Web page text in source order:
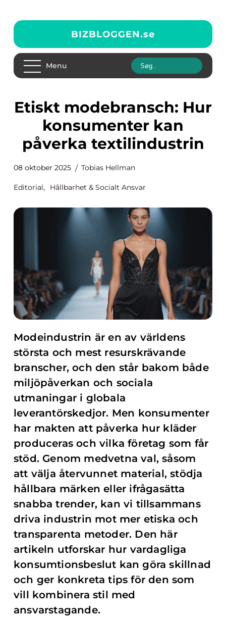
BIZBLOGGEN.se
Menu
Etiskt modebransch: Hur
konsumenter kan
påverka textilindustrin
08 oktober 2025 Tobias Hellman
Editorial, Hållbarhet & Socialt Ansvar
Modeindustrin är en av världens
största och mest resurskrävande
branscher, och den står bakom både
miljöpåverkan och sociala
utmaningar i globala
leverantörskedjor. Men konsumenter
har makten att påverka hur kläder
produceras och vilka företag som får
stöd. Genom medvetna val, såsom
att välja återvunnet material, stödja
hållbara märken eller ifrågasätta
snabba trender, kan vi tillsammans
driva industrin mot mer etiska och
transparenta metoder. Den här
artikeln utforskar hur vardagliga
konsumtionsbeslut kan göra skillnad
och ger konkreta tips för den som
vill kombinera stil med
ansvarstagande.